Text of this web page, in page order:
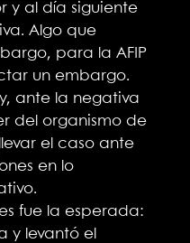
y al día siguiente
Algo que
para la AFIP
un embargo.
ante la negativa
del organismo de
el caso ante
en lo
fue la esperada:
y levantó el